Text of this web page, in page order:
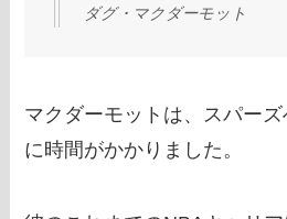
ダグ・マクダーモット
マクダーモットは、スパー
に時間がかかりました。